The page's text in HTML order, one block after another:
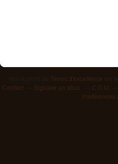
Terres d'excellence
Contact
Signaler un abus C.G.U.
Préférences